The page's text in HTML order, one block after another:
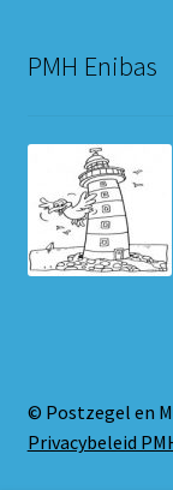
PMH Enibas
© Postzegel en
Privacybeleid